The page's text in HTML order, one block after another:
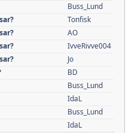
Buss_Lund
Tonfisk
AO
IvveRivve004
Jo
BD
Buss_Lund
IdaL
Buss_Lund
IdaL